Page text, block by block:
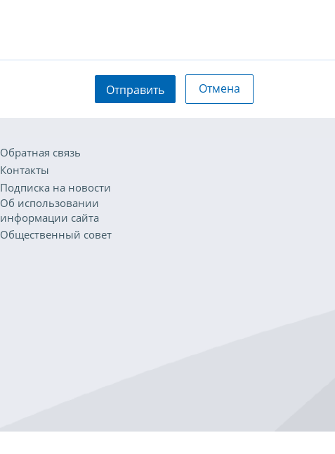
Отправить Отмена
Обратная связь
Контакты
Подписка на новости
Об использовании
информации сайта
Общественный совет